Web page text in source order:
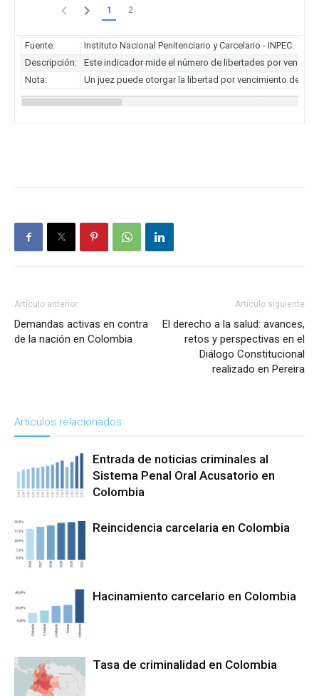
Artículo anterior
Demandas activas en contra
de la nación en Colombia
Artículo siguiente
El derecho a la salud: avances,
retos y perspectivas en el
Diálogo Constitucional
realizado en Pereira
Artículos relacionados
Entrada de noticias criminales al
Sistema Penal Oral Acusatorio en
Colombia
Reincidencia carcelaria en Colombia
Hacinamiento carcelario en Colombia
Tasa de criminalidad en Colombia